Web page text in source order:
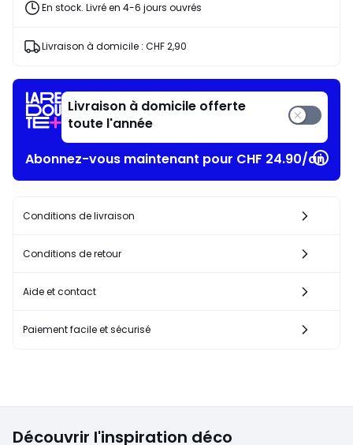
En stock. Livré en 4-6 jours ouvrés
Livraison à domicile : CHF 2,90
Livraison à domicile offerte
toute l'année
Abonnez-vous maintenant pour CHF 24.90/an​
Conditions de livraison
Conditions de retour
Aide et contact
Paiement facile et sécurisé
Découvrir l'inspiration déco